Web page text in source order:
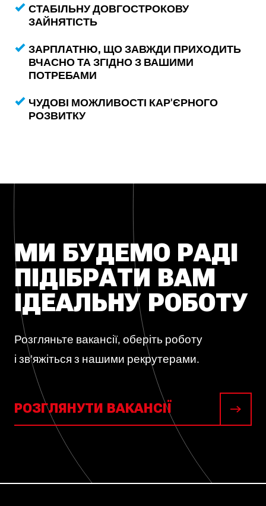
СТАБІЛЬНУ ДОВГОСТРОКОВУ
ЗАЙНЯТІСТЬ
ЗАРПЛАТНЮ, ЩО ЗАВЖДИ ПРИХОДИТЬ
ВЧАСНО ТА ЗГІДНО З ВАШИМИ
ПОТРЕБАМИ
ЧУДОВІ МОЖЛИВОСТІ КАР'ЄРНОГО
РОЗВИТКУ
МИ БУДЕМО РАДІ
ПІДІБРАТИ ВАМ
ІДЕАЛЬНУ РОБОТУ
Розгляньте вакансії, оберіть роботу
і зв'яжіться з нашими рекрутерами.
РОЗГЛЯНУТИ ВАКАНСІЇ